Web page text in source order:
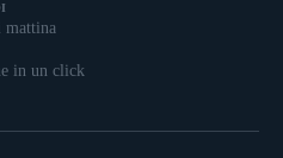
mattina
in un click